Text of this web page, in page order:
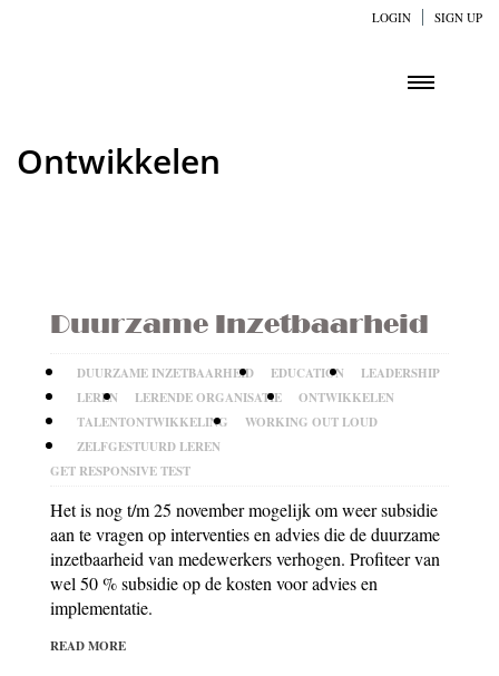
LOGIN SIGN UP
Ontwikkelen
Duurzame Inzetbaarheid
DUURZAME INZETBAARHEID EDUCATION
LEADERSHIP
LEREN
LERENDE ORGANISATIE
ONTWIKKELEN
TALENTONTWIKKELING
WORKING OUT LOUD
ZELFGESTUURD LEREN
GET RESPONSIVE TEST
Het is nog t/m 25 november mogelijk om weer subsidie
aan te vragen op interventies en advies die de duurzame
inzetbaarheid van medewerkers verhogen. Profiteer van
wel 50 % subsidie op de kosten voor advies en
implementatie.
READ MORE